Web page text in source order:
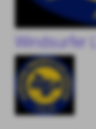
Windsurfer